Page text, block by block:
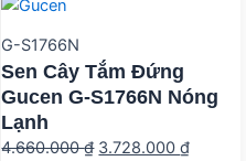
G-S1766N
Sen Cây Tắm Đứng
Gucen G-S1766N Nóng
Lạnh
4.660.000₫ Giá
3.728.000₫Giá